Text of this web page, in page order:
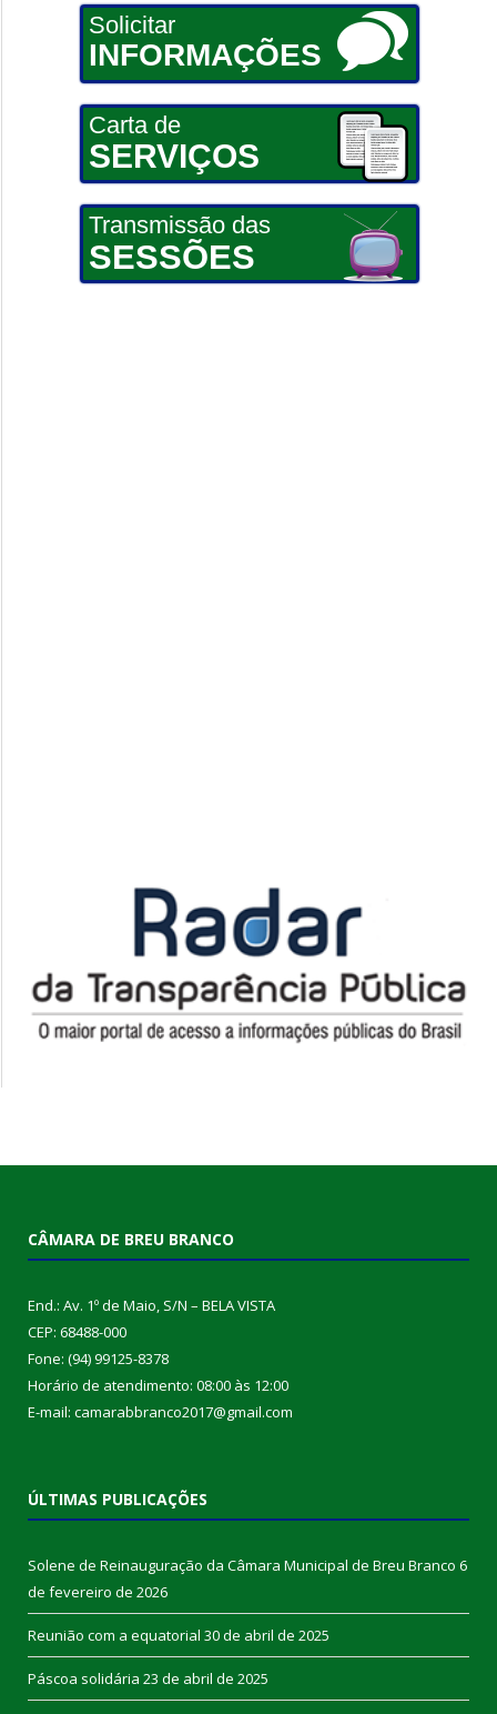
Solicitar
INFORMAÇÕES
Carta de
SERVIÇOS
Transmissão das
SESSÕES
CÂMARA DE BREU BRANCO
End.: Av. 1º de Maio, S/N – BELA VISTA
CEP: 68488-000
Fone: (94) 99125-8378
Horário de atendimento: 08:00 às 12:00
E-mail: camarabbranco2017@gmail.com
ÚLTIMAS PUBLICAÇÕES
Solene de Reinauguração da Câmara Municipal de Breu Branco 6
de fevereiro de 2026
Reunião com a equatorial 30 de abril de 2025
Páscoa solidária 23 de abril de 2025